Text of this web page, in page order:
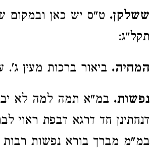
ששלקן. ט"ס יש כאן ובמקום
תקל"ג:
המחיה. ביאור ברכות מעין ג'.
נפשות. במ"א תמה למה לא
דנחתינן חד דרגא דבפת ראוי
במ"מ מברך בורא נפשות רבות